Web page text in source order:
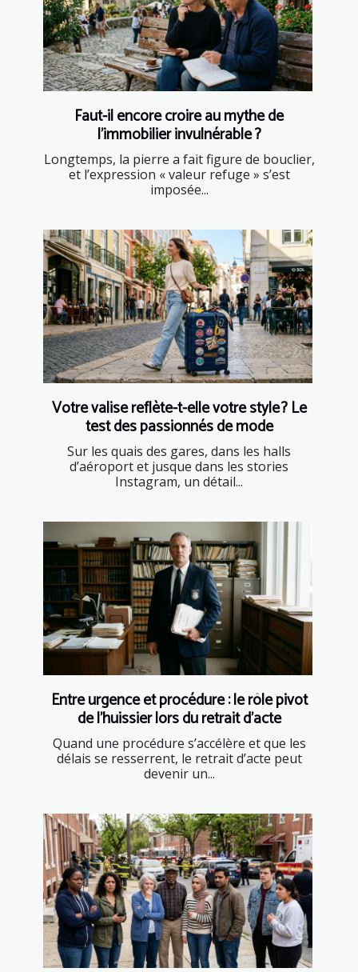
Faut-il encore croire au mythe de
l’immobilier invulnérable ?
Longtemps, la pierre a fait figure de bouclier,
et l’expression « valeur refuge » s’est
imposée...
Votre valise reflète-t-elle votre style ? Le
test des passionnés de mode
Sur les quais des gares, dans les halls
d’aéroport et jusque dans les stories
Instagram, un détail...
Entre urgence et procédure : le rôle pivot
de l’huissier lors du retrait d’acte
Quand une procédure s’accélère et que les
délais se resserrent, le retrait d’acte peut
devenir un...